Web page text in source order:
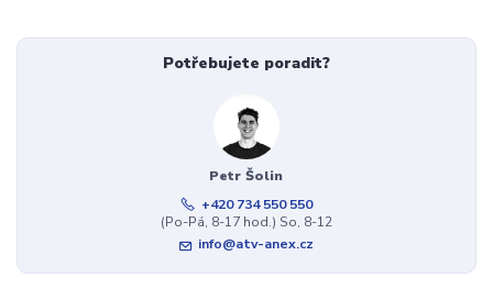
Potřebujete poradit?
Petr Šolin
+420 734 550 550
(Po-Pá, 8-17 hod.) So, 8-12
info@atv-anex.cz